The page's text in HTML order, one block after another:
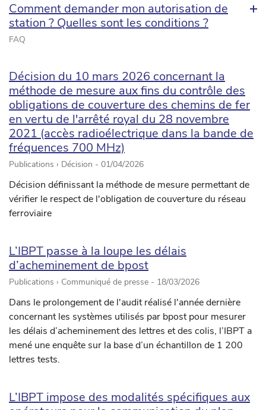
Comment demander mon autorisation de
station ? Quelles sont les conditions ?
FAQ
Décision du 10 mars 2026 concernant la
méthode de mesure aux fins du contrôle des
obligations de couverture des chemins de fer
en vertu de l'arrêté royal du 28 novembre
2021 (accès radioélectrique dans la bande de
fréquences 700 MHz)
Publications › Décision - 01/04/2026
Décision définissant la méthode de mesure permettant de
vérifier le respect de l'obligation de couverture du réseau
ferroviaire
L’IBPT passe à la loupe les délais
d’acheminement de bpost
Publications › Communiqué de presse - 18/03/2026
Dans le prolongement de l'audit réalisé l'année dernière
concernant les systèmes utilisés par bpost pour mesurer
les délais d’acheminement des lettres et des colis, l’IBPT a
mené une enquête sur la base d’un échantillon de 1 200
lettres tests.
L’IBPT impose des modalités spécifiques aux